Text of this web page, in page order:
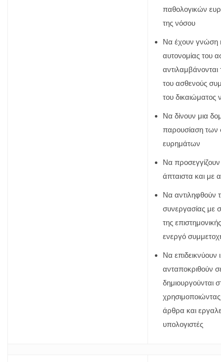
παθολογικών
της νόσου
Να έχουν γνώση
αυτονομίας του
αντιλαμβάνονται
του ασθενούς
του δικαιώματος
Να δίνουν μια
παρουσίαση των
ευρημάτων
Να
άπταιστα και με
Να αντιληφθούν
συνεργασίας με
της
ενεργό
Να επιδεικνύουν
ανταποκριθούν
δημιουργούνται
χρησιμοποιώντας
άρθρα και
υπολογιστές